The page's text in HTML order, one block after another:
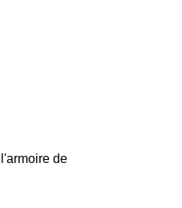
de